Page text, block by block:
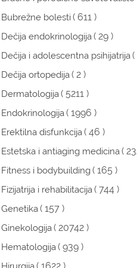
Bubrežne bolesti( 611 )
Dečija endokrinologija( 29 )
Dečija i adolescentna psihijatrija(
Dečija ortopedija( 2 )
Dermatologija( 5211 )
Endokrinologija( 1996 )
Erektilna disfunkcija( 46 )
Estetska i antiaging medicina(
Fitness i bodybuilding( 165 )
Fizijatrija i rehabilitacija( 744 )
Genetika( 157 )
Ginekologija( 20742 )
Hematologija( 939 )